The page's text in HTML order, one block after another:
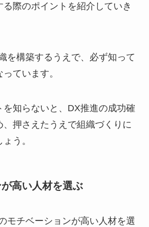
際のポイントを紹介していき
を構築するうえで、必ず知って
ています。
を知らないと、DX推進の成功確
押さえたうえで組織づくりに
う。
高い人材を選ぶ
モチベーションが高い人材を選